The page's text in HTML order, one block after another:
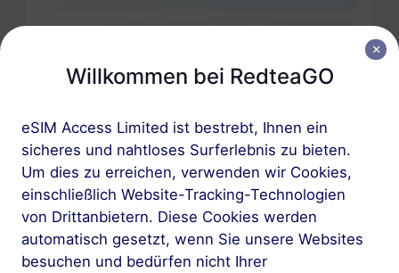
3 GB
30 Tage
Asien (10+ Regionen)
5 GB
30 Tage
USD 14.00
Details
Willkommen bei RedteaGO
eSIM Access Limited ist bestrebt, Ihnen ein
sicheres und nahtloses Surferlebnis zu bieten.
Um dies zu erreichen, verwenden wir Cookies,
einschließlich Website-Tracking-Technologien
von Drittanbietern. Diese Cookies werden
automatisch gesetzt, wenn Sie unsere Websites
besuchen und bedürfen nicht Ihrer